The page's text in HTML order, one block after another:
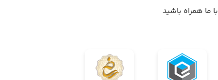
با ما همراه باشید